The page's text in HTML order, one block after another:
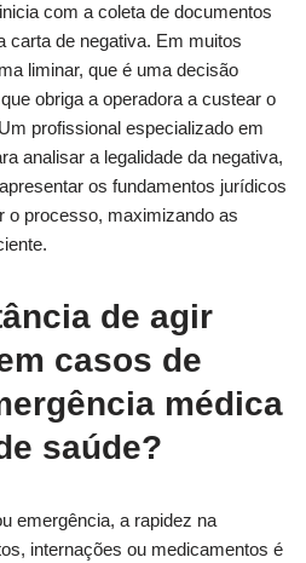
com a coleta de documentos
carta de negativa. Em muitos
liminar, que é uma decisão
obriga a operadora a custear o
profissional especializado em
analisar a legalidade da negativa,
os fundamentos jurídicos
o processo, maximizando as
de agir
casos de
médica
saúde?
emergência, a rapidez na
internações ou medicamentos é